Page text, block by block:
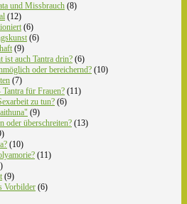
und Missbrauch (8)
(12)
(6)
(6)
(9)
ist auch Tantra drin? (6)
oder bereichernd? (10)
(7)
für Frauen? (11)
zu tun? (6)
(9)
oder überschreiten? (13)
(10)
(11)
(9)
Vorbilder (6)